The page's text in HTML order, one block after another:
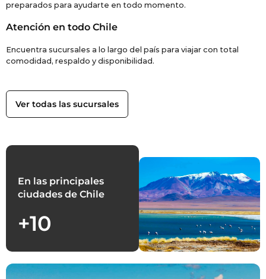
preparados para ayudarte en todo momento.
Atención en todo Chile
Encuentra sucursales a lo largo del país para viajar con total
comodidad, respaldo y disponibilidad.
Ver todas las sucursales
En las principales
ciudades de Chile
+10